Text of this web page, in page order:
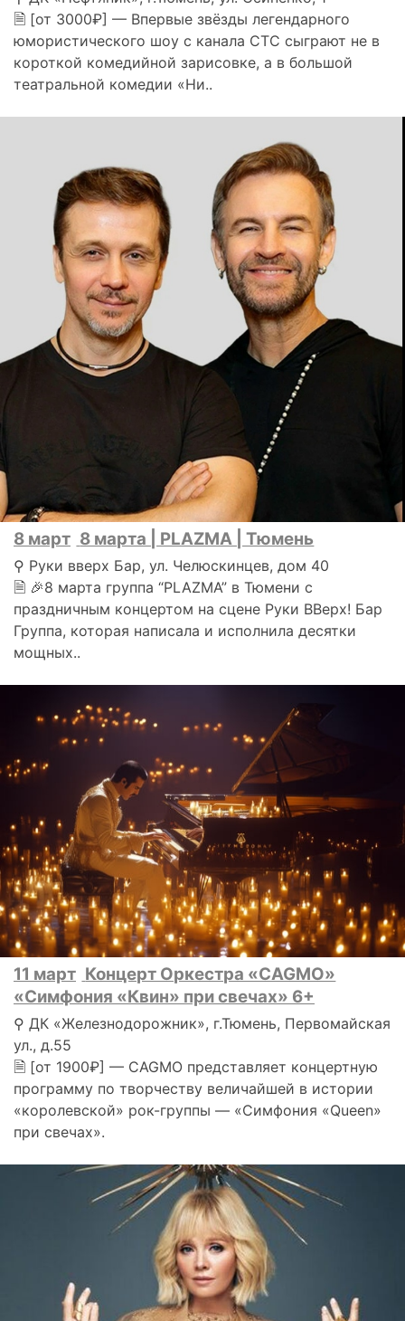
🗎 [от 3000₽] — Впервые звёзды легендарного
юмористического шоу с канала СТС сыграют не в
короткой комедийной зарисовке, а в большой
театральной комедии «Ни..
8 март 8 марта | PLAZMA | Тюмень
⚲ Руки вверх Бар, ул. Челюскинцев, дом 40
🗎 🎉8 марта группа “PLAZMA” в Тюмени с
праздничным концертом на сцене Руки ВВерх! Бар
Группа, которая написала и исполнила десятки
мощных..
11 март Концерт Оркестра «CAGMO»
«Симфония «Квин» при свечах» 6+
⚲ ДК «Железнодорожник», г.Тюмень, Первомайская
ул., д.55
🗎 [от 1900₽] — CAGMO представляет концертную
программу по творчеству величайшей в истории
«королевской» рок-группы — «Симфония «Queen»
при свечах».